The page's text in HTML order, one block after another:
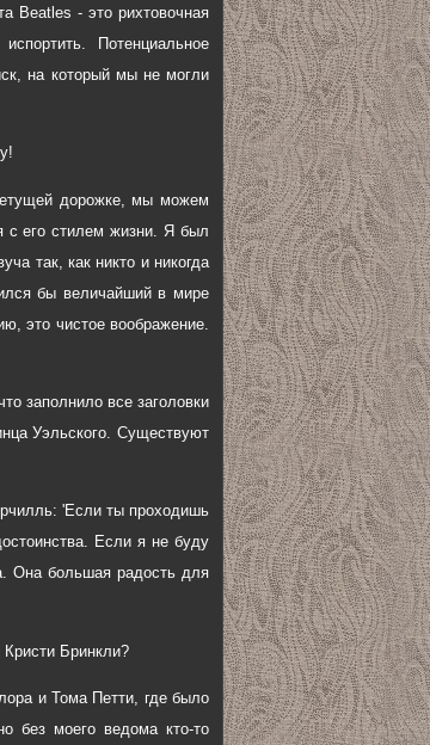
Beatles - это рихтовочная
Потенциальное
на который мы не могли
дорожке, мы можем
с его стилем жизни. Я был
так, как никто и никогда
бы величайший в мире
это чистое воображение.
заполнило все заголовки
Уэльского. Существуют
'Если ты проходишь
Если я не буду
Она большая радость для
Бринкли?
и Тома Петти, где было
без моего ведома кто-то